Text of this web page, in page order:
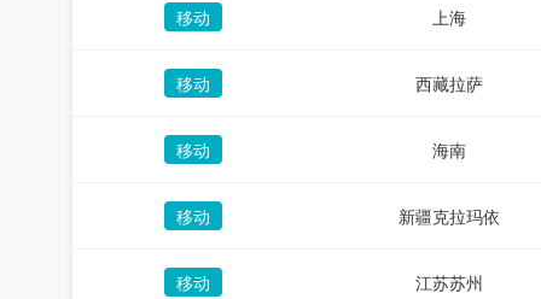
移动 上海
移动 西藏拉萨
移动 海南
移动 新疆克拉玛依
移动 江苏苏州